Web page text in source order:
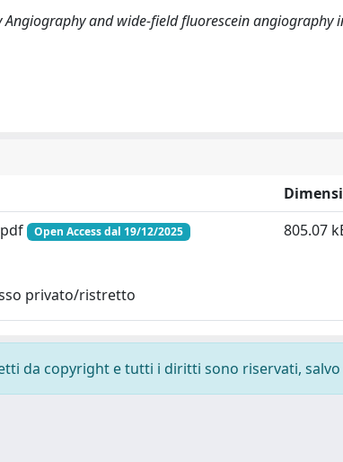
Angiography and wide-field fluorescein angiography
Open Access dal 19/12/2025
privato/ristretto
805.07
da copyright e tutti i diritti sono riservati, salvo